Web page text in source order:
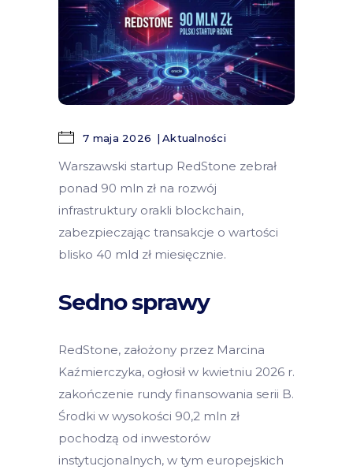
7 maja 2026 Aktualności
Warszawski startup RedStone zebrał
ponad 90 mln zł na rozwój
infrastruktury orakli blockchain,
zabezpieczając transakcje o wartości
blisko 40 mld zł miesięcznie.
Sedno sprawy
RedStone, założony przez Marcina
Kaźmierczyka, ogłosił w kwietniu 2026 r.
zakończenie rundy finansowania serii B.
Środki w wysokości 90,2 mln zł
pochodzą od inwestorów
instytucjonalnych, w tym europejskich